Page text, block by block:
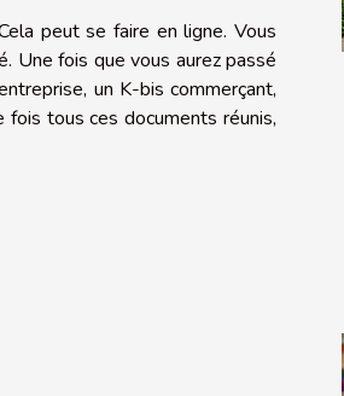
peut se faire en ligne. Vous
Une fois que vous aurez passé
un K-bis commerçant,
fois tous ces documents réunis,